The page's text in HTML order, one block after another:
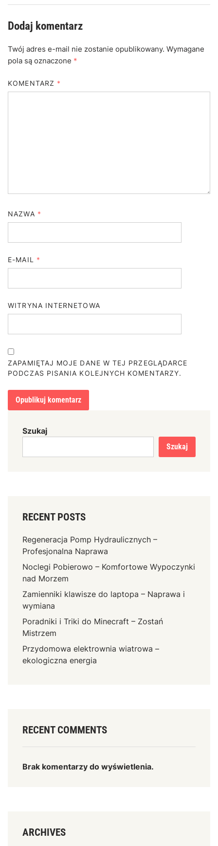
Dodaj komentarz
Twój adres e-mail nie zostanie opublikowany. Wymagane
pola są oznaczone *
KOMENTARZ *
NAZWA *
E-MAIL *
WITRYNA INTERNETOWA
ZAPAMIĘTAJ MOJE DANE W TEJ PRZEGLĄDARCE
PODCZAS PISANIA KOLEJNYCH KOMENTARZY.
Szukaj
Szukaj
RECENT POSTS
Regeneracja Pomp Hydraulicznych –
Profesjonalna Naprawa
Noclegi Pobierowo – Komfortowe Wypoczynki
nad Morzem
Zamienniki klawisze do laptopa – Naprawa i
wymiana
Poradniki i Triki do Minecraft – Zostań
Mistrzem
Przydomowa elektrownia wiatrowa –
ekologiczna energia
RECENT COMMENTS
Brak komentarzy do wyświetlenia.
ARCHIVES